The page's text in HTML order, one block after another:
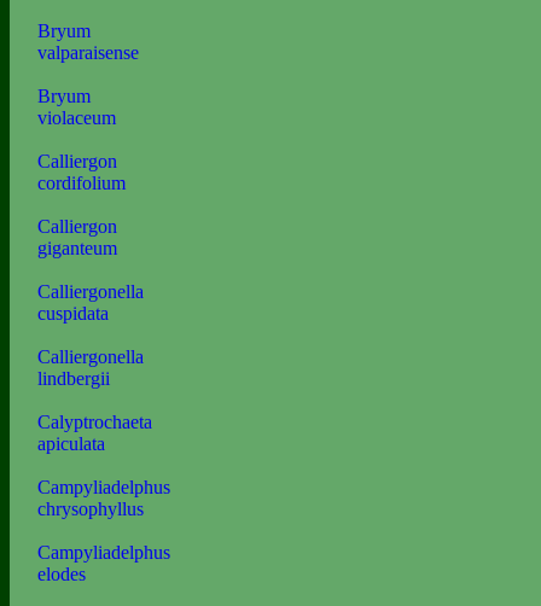
Bryum
valparaisense
Bryum
violaceum
Calliergon
cordifolium
Calliergon
giganteum
Calliergonella
cuspidata
Calliergonella
lindbergii
Calyptrochaeta
apiculata
Campyliadelphus
chrysophyllus
Campyliadelphus
elodes